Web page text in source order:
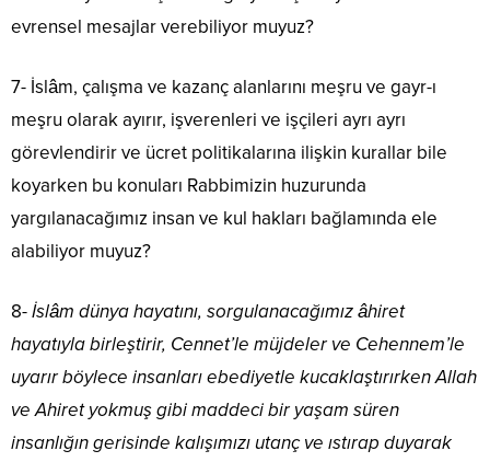
evrensel mesajlar verebiliyor muyuz?
7- İslâm, çalışma ve kazanç alanlarını meşru ve gayr-ı
meşru olarak ayırır, işverenleri ve işçileri ayrı ayrı
görevlendirir ve ücret politikalarına ilişkin kurallar bile
koyarken bu konuları Rabbimizin huzurunda
yargılanacağımız insan ve kul hakları bağlamında ele
alabiliyor muyuz?
8-İslâm dünya hayatını, sorgulanacağımız âhiret
hayatıyla birleştirir, Cennet’le müjdeler ve Cehennem’le
uyarır böylece insanları ebediyetle kucaklaştırırken Allah
ve Ahiret yokmuş gibi maddeci bir yaşam süren
insanlığın gerisinde kalışımızı utanç ve ıstırap duyarak